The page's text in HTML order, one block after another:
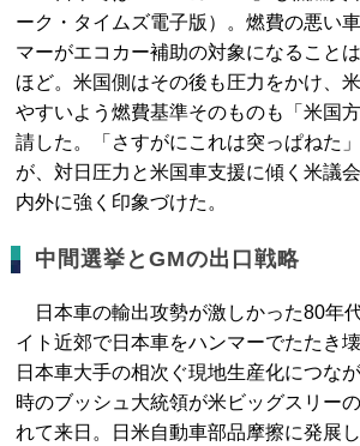
ーク・タイムズ電子版）。燃費の悪い
マーがエコカー補助の対象になること
ほど。米国側はその後も圧力をかけ、
やすいよう燃費基準そのものも「米国
請した。「さすがにこれは突っぱねた
が、対日圧力と米国車支援に傾く米議
内外に強く印象づけた。
中間選挙とGMの出口戦略
日本車の輸出攻勢が激しかった80年
イト近郊で日本車をハンマーでたたき
日本車大手の相次ぐ現地生産化につな
時のブッシュ大統領が米ビッグスリー
れて来日。日米自動車部品摩擦に発展